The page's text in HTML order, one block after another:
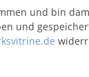
und bin
und